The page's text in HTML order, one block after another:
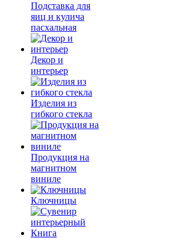
Подставка для
яиц и кулича
пасхальная
Декор и
интерьер
Изделия из
гибкого стекла
Продукция на
магнитном
виниле
Ключницы